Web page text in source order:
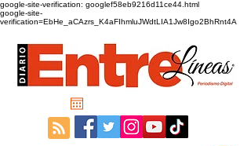
google-site-verification: googlef58eb9216d11ce44.html
google-site-
verification=EbHe_aCAzrs_K4aFIhmluJWdtLIA1Jw8Igo2BhRnt4A